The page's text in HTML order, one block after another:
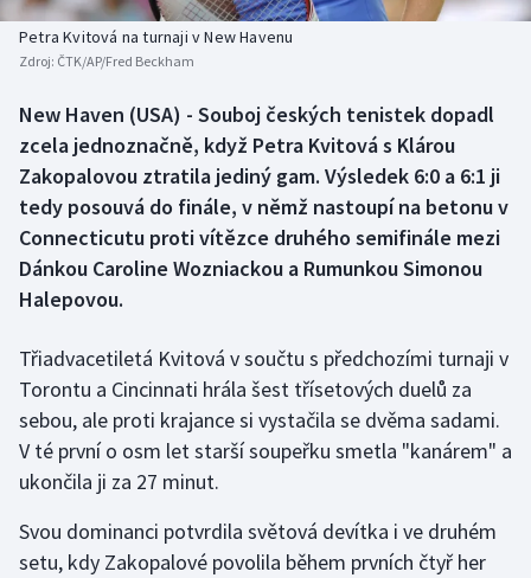
Biatlon
Box
Curling
Dostihy
Florbal
Golf
Gymnastika
Házená
Aplikace ČT sport
Petra Kvitová na turnaji v New Havenu
Zdroj: ČTK/AP/Fred Beckham
New Haven (USA) - Souboj českých tenistek dopadl
zcela jednoznačně, když Petra Kvitová s Klárou
Zakopalovou ztratila jediný gam. Výsledek 6:0 a 6:1 ji
tedy posouvá do finále, v němž nastoupí na betonu v
Connecticutu proti vítězce druhého semifinále mezi
Dánkou Caroline Wozniackou a Rumunkou Simonou
Halepovou.
Třiadvacetiletá Kvitová v součtu s předchozími turnaji v
Torontu a Cincinnati hrála šest třísetových duelů za
sebou, ale proti krajance si vystačila se dvěma sadami.
V té první o osm let starší soupeřku smetla "kanárem" a
ukončila ji za 27 minut.
Svou dominanci potvrdila světová devítka i ve druhém
setu, kdy Zakopalové povolila během prvních čtyř her